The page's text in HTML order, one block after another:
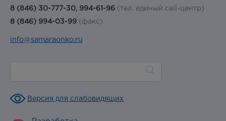
8 (846) 30-777-30, 994-61-96 (тел. единый call-центр)
8 (846) 994-03-99 (факс)
info@samaraonko.ru
Версия для слабовидящих